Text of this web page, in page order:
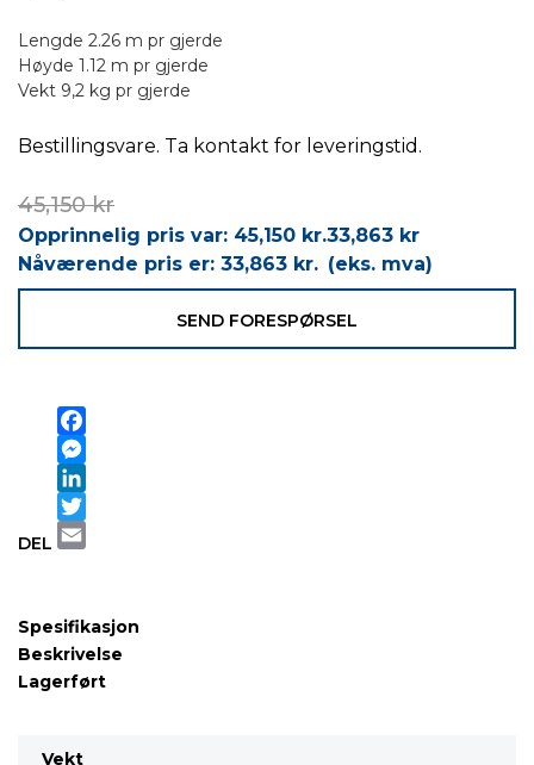
Lengde 2.26 m pr gjerde
Høyde 1.12 m pr gjerde
Vekt 9,2 kg pr gjerde
Bestillingsvare. Ta kontakt for leveringstid.
45,150kr
Opprinnelig pris var: 45,150 kr.33,863 kr
Nåværende pris er: 33,863 kr. (eks. mva)
SEND FORESPØRSEL
DEL
Facebook
Messenger
LinkedIn
Twitter
Email
Spesifikasjon
Beskrivelse
Lagerført
Vekt